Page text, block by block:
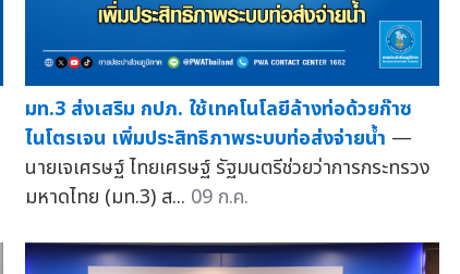
มท.3 ส่งเสริม กปภ. ใช้เทคโนโลยีล้างท่อด้วยก๊าซ
ไนโตรเจน เพิ่มประสิทธิภาพระบบท่อส่งจ่ายน้ำ —
นายเจเศรษฐ์ ไทยเศรษฐ์ รัฐมนตรีช่วยว่าการกระทรวง
มหาดไทย (มท.3) ส... 09 ก.ค.